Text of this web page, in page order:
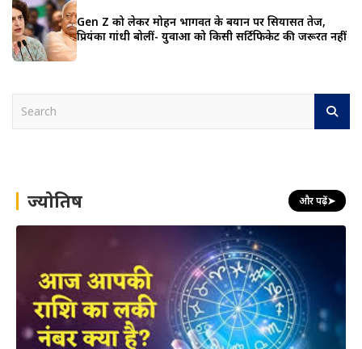
Gen Z को लेकर मोहन भागवत के बयान पर सियासत तेज,
प्रियंका गांधी बोलीं- युवाओं को किसी सर्टिफिकेट की जरूरत नहीं
h ज्योतिष और पढ़ें➤